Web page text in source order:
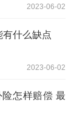
2023-06-02
有什么缺点
2023-06-02
怎样赔偿 最